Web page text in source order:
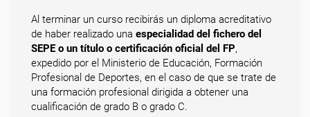
Al terminar un curso recibirás un diploma acreditativo
de haber realizado una especialidad del fichero del
SEPE o un título o certificación oficial del FP,
expedido por el Ministerio de Educación, Formación
Profesional de Deportes, en el caso de que se trate de
una formación profesional dirigida a obtener una
cualificación de grado B o grado C.